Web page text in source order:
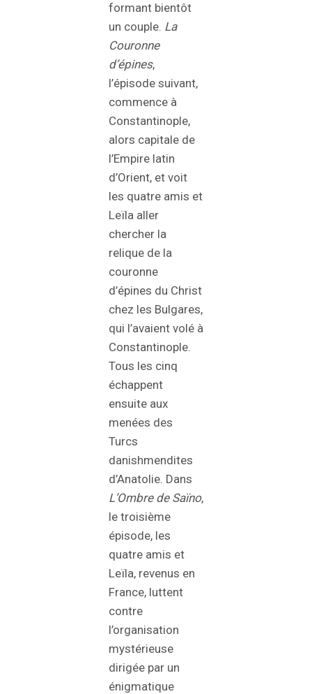
formant bientôt
un couple. La
Couronne
d’épines,
l’épisode suivant,
commence à
Constantinople,
alors capitale de
l’Empire latin
d’Orient, et voit
les quatre amis et
Leïla aller
chercher la
relique de la
couronne
d’épines du Christ
chez les Bulgares,
qui l’avaient volé à
Constantinople.
Tous les cinq
échappent
ensuite aux
menées des
Turcs
danishmendites
d’Anatolie. Dans
L’Ombre de Saïno,
le troisième
épisode, les
quatre amis et
Leïla, revenus en
France, luttent
contre
l’organisation
mystérieuse
dirigée par un
énigmatique